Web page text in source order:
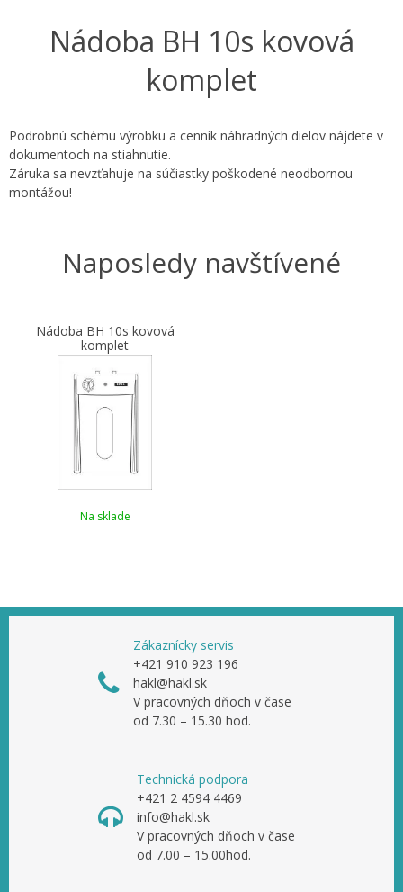
Nádoba BH 10s kovová
komplet
Podrobnú schému výrobku a cenník náhradných dielov nájdete v
dokumentoch na stiahnutie.
Záruka sa nevzťahuje na súčiastky poškodené neodbornou
montážou!
Naposledy navštívené
Nádoba BH 10s kovová
komplet
Na sklade
Zákaznícky servis
+421 910 923 196
hakl@hakl.sk
V pracovných dňoch v čase
od 7.30 – 15.30 hod.
Technická podpora
+421 2 4594 4469
info@hakl.sk
V pracovných dňoch v čase
od 7.00 – 15.00hod.